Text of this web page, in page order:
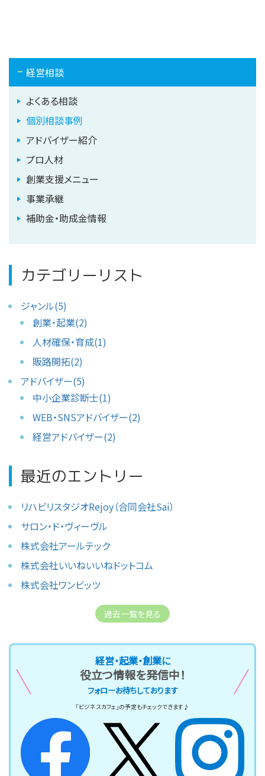
経営相談
よくある相談
個別相談事例
アドバイザー紹介
プロ人材
創業支援メニュー
事業承継
補助金・助成金情報
カテゴリーリスト
ジャンル(5)
創業・起業(2)
人材確保・育成(1)
販路開拓(2)
アドバイザー(5)
中小企業診断士(1)
WEB・SNSアドバイザー(2)
経営アドバイザー(2)
最近のエントリー
リハビリスタジオRejoy（合同会社Sai）
サロン・ド・ヴィーヴル
株式会社アールテック
株式会社いいねいいねドットコム
株式会社ワンビッツ
過去一覧を見る
経営・起業・創業に
役立つ情報を発信中！
フォローお待ちしております
「ビジネスカフェ」の予定もチェックできます♪